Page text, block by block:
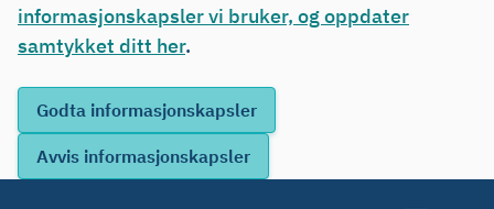
informasjonskapsler vi bruker, og oppdater
samtykket ditt her.